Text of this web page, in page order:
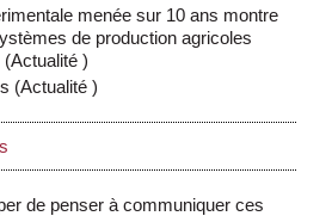
menée sur 10 ans montre
de production agricoles
(Actualité)
(Actualité)
de penser à communiquer ces